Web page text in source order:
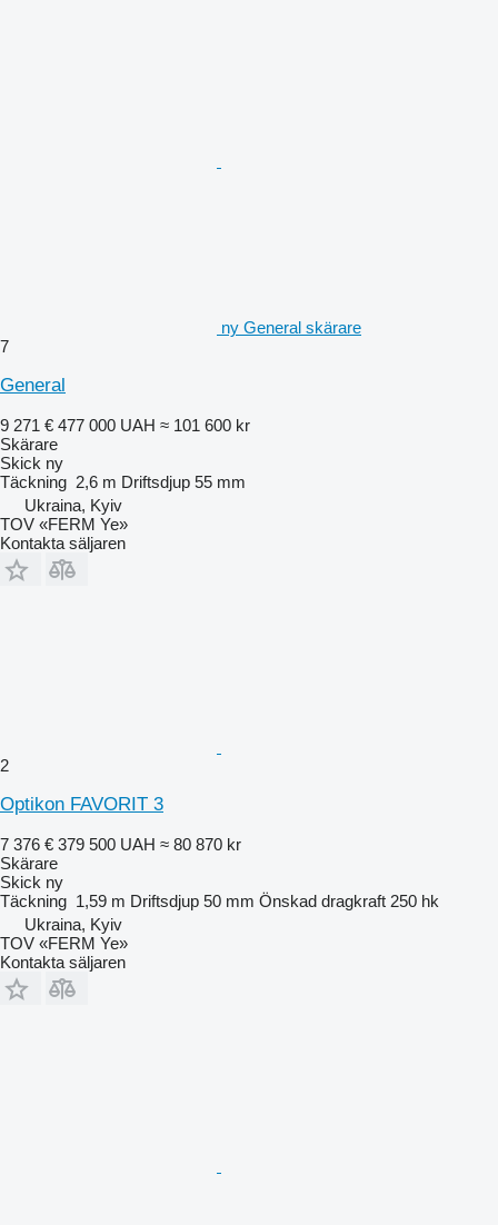
ny General skärare
7
General
9 271 € 477 000 UAH ≈ 101 600 kr
Skärare
Skick ny
Täckning 2,6 m Driftsdjup 55 mm
Ukraina, Kyiv
TOV «FERM Ye»
Kontakta säljaren
2
Optikon FAVORIT 3
7 376 € 379 500 UAH ≈ 80 870 kr
Skärare
Skick ny
Täckning 1,59 m Driftsdjup 50 mm Önskad dragkraft 250 hk
Ukraina, Kyiv
TOV «FERM Ye»
Kontakta säljaren